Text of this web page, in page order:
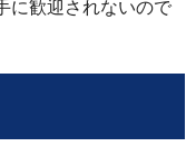
に歓迎されないので